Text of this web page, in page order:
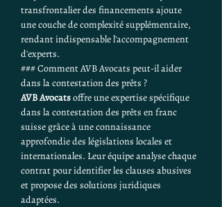
transfrontalier des financements ajoute
une couche de complexité supplémentaire,
rendant indispensable l'accompagnement
d'experts.
### Comment AVB Avocats peut-il aider
dans la contestation des prêts ?
AVB Avocats offre une expertise spécifique
dans la contestation des prêts en franc
suisse grâce à une connaissance
approfondie des législations locales et
internationales. Leur équipe analyse chaque
contrat pour identifier les clauses abusives
et propose des solutions juridiques
adaptées.